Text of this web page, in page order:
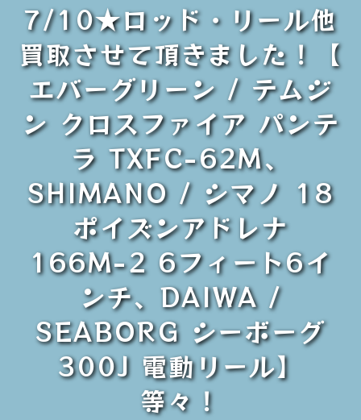
7/10★ロッド・リール他
買取させて頂きました！【
エバーグリーン / テムジ
ン クロスファイア パンテ
ラ TXFC-62M、
SHIMANO / シマノ 18
ポイズンアドレナ
166M-2 6フィート6イ
ンチ、DAIWA /
SEABORG シーボーグ
300J 電動リール】
等々！